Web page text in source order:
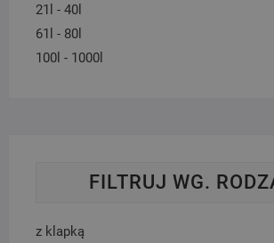
21l - 40l
61l - 80l
100l - 1000l
FILTRUJ WG.
z klapką